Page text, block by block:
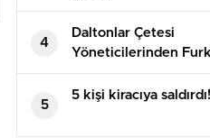
4
Daltonlar Çetesi
Yöneticilerinden
Belçika’da Silahlı
5
5 kişi kiracıya saldırdı!